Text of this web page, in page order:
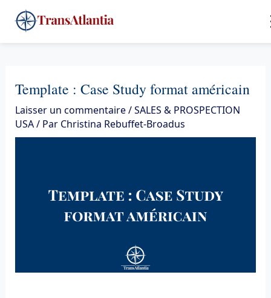
au
contenu
Template : Case Study format américain
Laisser un commentaire/SALES & PROSPECTION
USA/ Par Christina Rebuffet-Broadus